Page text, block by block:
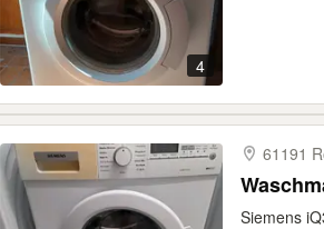
4
61191
Siemens